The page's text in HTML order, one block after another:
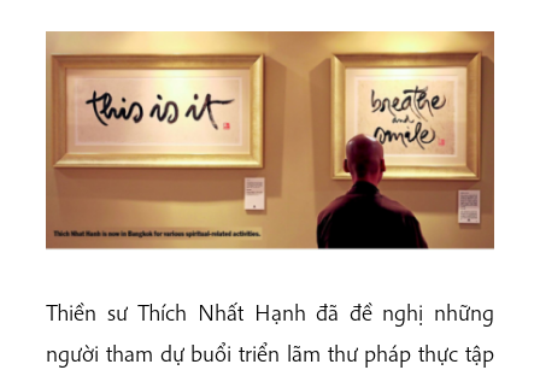
Thiền sư Thích Nhất Hạnh đã đề nghị những
người tham dự buổi triển lãm thư pháp thực tập